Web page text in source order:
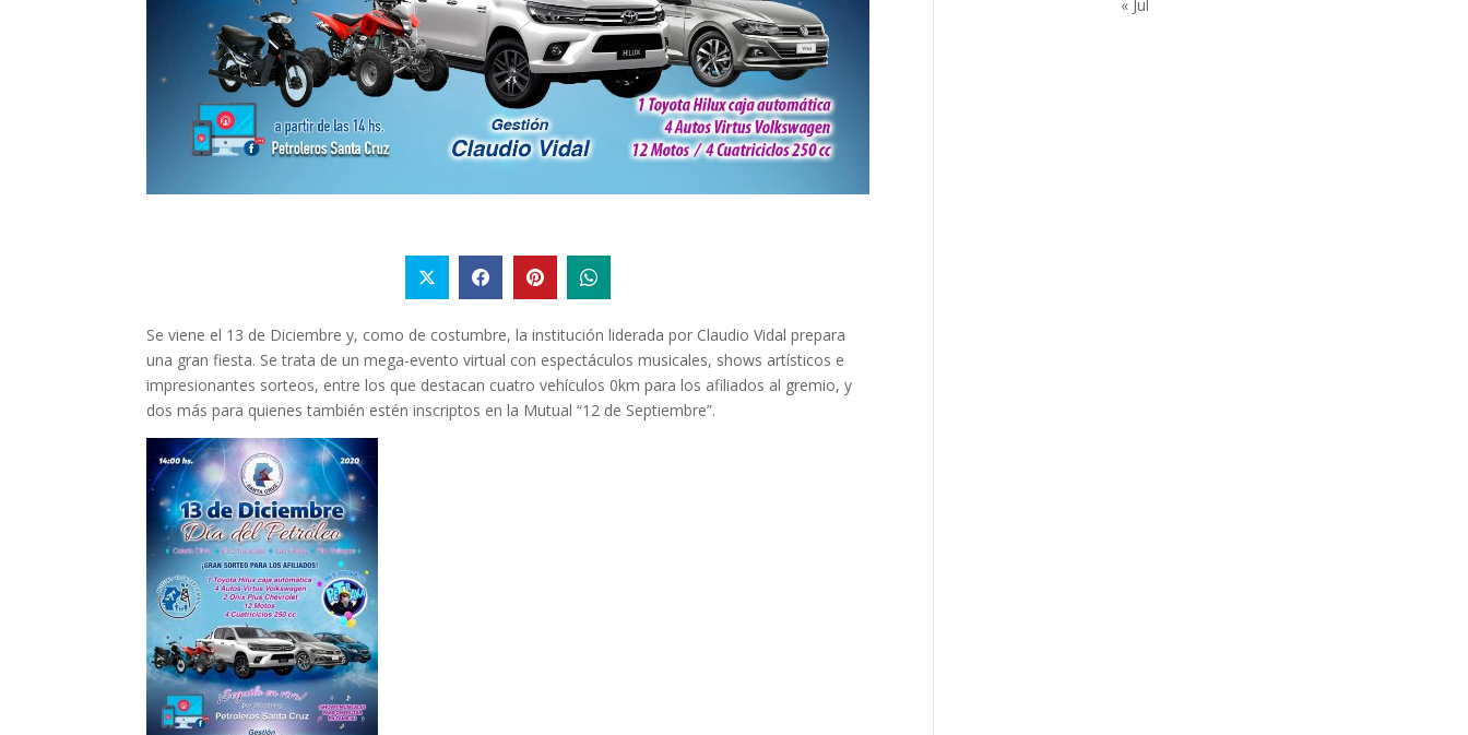
Se viene el 13 de Diciembre y, como de costumbre, la institución liderada por Claudio Vidal prepara
una gran fiesta. Se trata de un mega-evento virtual con espectáculos musicales, shows artísticos e
impresionantes sorteos, entre los que destacan cuatro vehículos 0km para los afiliados al gremio, y
dos más para quienes también estén inscriptos en la Mutual “12 de Septiembre”.
« Jul